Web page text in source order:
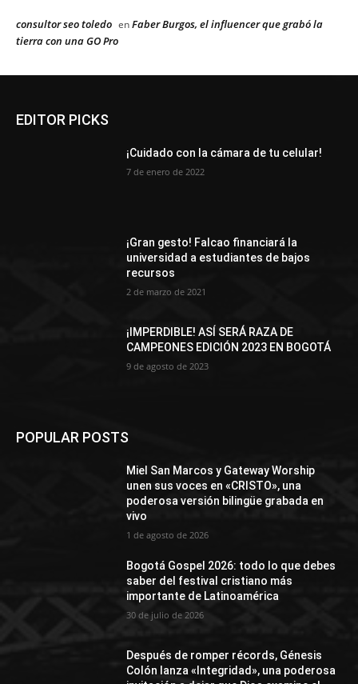
consultor seo toledo enFaber Burgos, el influencer que grabó la
tierra con una GO Pro
EDITOR PICKS
¡Cuidado con la cámara de tu celular!
7 de enero de 2022
¡Gran gesto! Falcao financiará la
universidad a estudiantes de bajos
recursos
2 de marzo de 2021
¡IMPERDIBLE! ASÍ SERÁ RAZA DE
CAMPEONES EDICIÓN 2023 EN BOGOTÁ
9 de agosto de 2023
POPULAR POSTS
Miel San Marcos y Gateway Worship
unen sus voces en «CRISTO», una
poderosa versión bilingüe grabada en
vivo
1 de agosto de 2026
Bogotá Gospel 2026: todo lo que debes
saber del festival cristiano más
importante de Latinoamérica
30 de julio de 2026
Después de romper récords, Génesis
Colón lanza «Integridad», una poderosa